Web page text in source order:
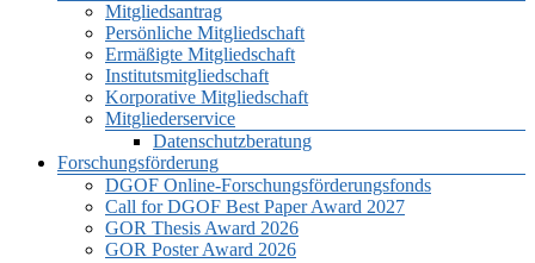
Mitgliedsantrag
Persönliche Mitgliedschaft
Ermäßigte Mitgliedschaft
Institutsmitgliedschaft
Korporative Mitgliedschaft
Mitgliederservice
Datenschutzberatung
Forschungsförderung
DGOF Online-Forschungsförderungsfonds
Call for DGOF Best Paper Award 2027
GOR Thesis Award 2026
GOR Poster Award 2026